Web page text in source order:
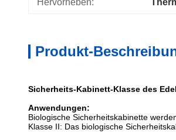
Hervorheben:
Produkt-
Sicherheits-Kabinett-Klasse des
Anwendungen:
Biologische Sicherheitskabinette
Klasse II: Das biologische